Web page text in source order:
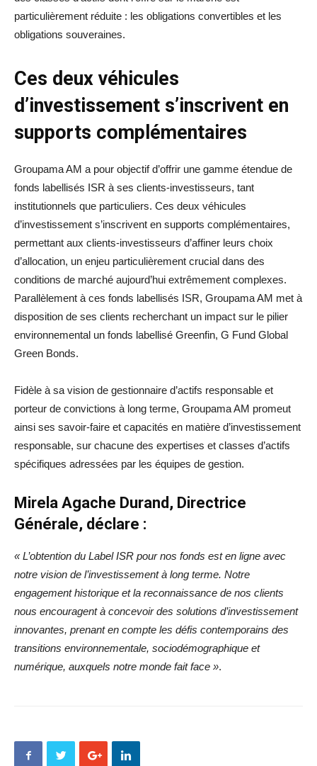
particulièrement réduite : les obligations convertibles et les
obligations souveraines.
Ces deux véhicules
d’investissement s’inscrivent en
supports complémentaires
Groupama AM a pour objectif d’offrir une gamme étendue de
fonds labellisés ISR à ses clients-investisseurs, tant
institutionnels que particuliers. Ces deux véhicules
d’investissement s’inscrivent en supports complémentaires,
permettant aux clients-investisseurs d’affiner leurs choix
d’allocation, un enjeu particulièrement crucial dans des
conditions de marché aujourd’hui extrêmement complexes.
Parallèlement à ces fonds labellisés ISR, Groupama AM met à
disposition de ses clients recherchant un impact sur le pilier
environnemental un fonds labellisé Greenfin, G Fund Global
Green Bonds.
Fidèle à sa vision de gestionnaire d’actifs responsable et
porteur de convictions à long terme, Groupama AM promeut
ainsi ses savoir-faire et capacités en matière d’investissement
responsable, sur chacune des expertises et classes d’actifs
spécifiques adressées par les équipes de gestion.
Mirela Agache Durand, Directrice
Générale, déclare :
« L’obtention du Label ISR pour nos fonds est en ligne avec
notre vision de l’investissement à long terme. Notre
engagement historique et la reconnaissance de nos clients
nous encouragent à concevoir des solutions d’investissement
innovantes, prenant en compte les défis contemporains des
transitions environnementale, sociodémographique et
numérique, auxquels notre monde fait face ».